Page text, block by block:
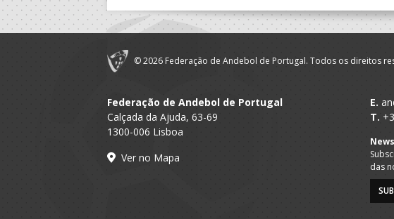
© 2026 Federação de Andebol de Portugal. Todos os direitos
Federação de Andebol de Portugal
Calçada da Ajuda, 63-69
1300-006 Lisboa
Ver no Mapa
E.
T.
das